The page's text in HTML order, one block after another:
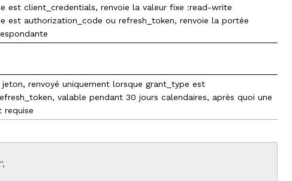
est client_credentials, renvoie la valeur fixe :read-write
est authorization_code ou refresh_token, renvoie la portée
renvoyé uniquement lorsque grant_type est
valable pendant 30 jours calendaires, après quoi une
requise